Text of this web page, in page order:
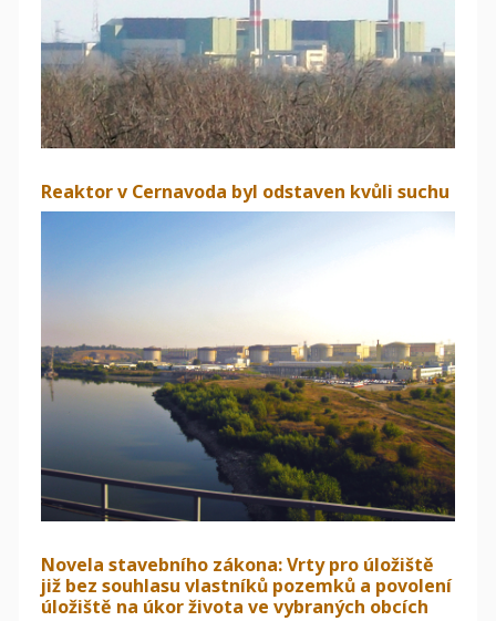
Reaktor v Cernavoda byl odstaven kvůli suchu
Novela stavebního zákona: Vrty pro úložiště
již bez souhlasu vlastníků pozemků a povolení
úložiště na úkor života ve vybraných obcích